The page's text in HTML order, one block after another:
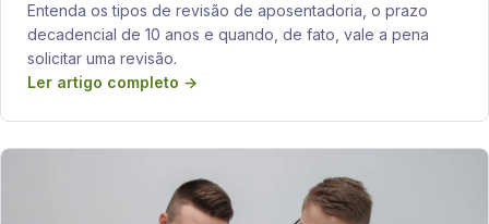
Entenda os tipos de revisão de aposentadoria, o prazo
decadencial de 10 anos e quando, de fato, vale a pena
solicitar uma revisão.
Ler artigo completo →